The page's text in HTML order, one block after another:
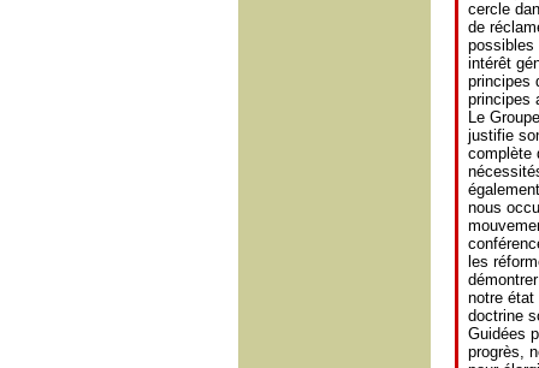
cercle
de
possibles
intérêt
principes
principes
Le
justifie
complète
nous
les
notre état
doctrine
Guidées
progrès,